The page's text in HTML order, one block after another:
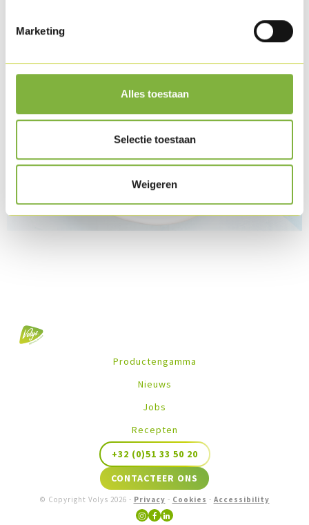
Marketing
Alles toestaan
Selectie toestaan
Weigeren
Kalkoenballetjes in saus op Indische wijze met
paprika en rijst
Productengamma
Nieuws
Jobs
Recepten
+32 (0)51 33 50 20
CONTACTEER ONS
© Copyright Volys 2026 - Privacy - Cookies - Accessibility